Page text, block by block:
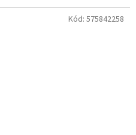
Kód: 575842258